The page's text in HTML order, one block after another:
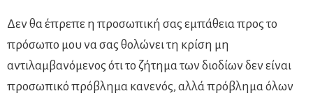
Δεν θα έπρεπε η προσωπική σας εμπάθεια προς το
πρόσωπο μου να σας θολώνει τη κρίση μη
αντιλαμβανόμενος ότι το ζήτημα των διοδίων δεν είναι
προσωπικό πρόβλημα κανενός, αλλά πρόβλημα όλων